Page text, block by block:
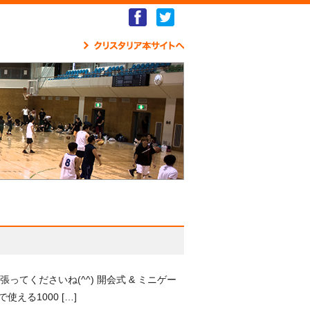
Facebook
ってくださいね(^^) 開会式 & ミニゲー
使える1000 […]